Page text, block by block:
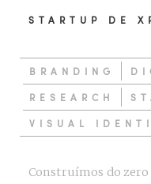
STARTUP DE
BRANDING
RESEARCH
VISUAL
Construímos do